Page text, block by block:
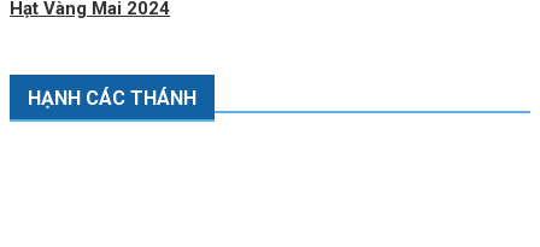
Hạt Vàng Mai 2024
HẠNH CÁC THÁNH